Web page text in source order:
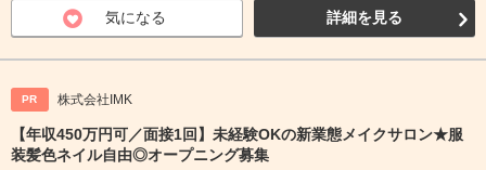
気になる 詳細を見る
PR 株式会社IMK
【年収450万円可／面接1回】未経験OKの新業態メイクサロン★服
装髪色ネイル自由◎オープニング募集